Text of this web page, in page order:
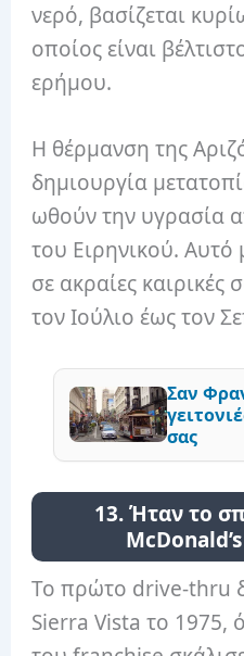
νερό, βασίζεται
οποίος είναι
ερήμου.
Η θέρμανση της
δημιουργία
ωθούν την υγρασία
του Ειρηνικού. Αυτό
σε ακραίες
τον Ιούλιο έως τον
Σαν
σας
13. Ήταν το
Το πρώτο drive-thru
Sierra Vista το 1975,